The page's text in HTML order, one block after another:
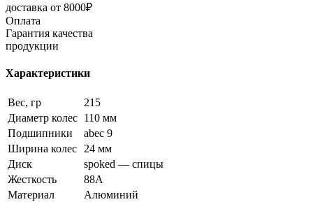
доставка от 8000₽
Оплата
Гарантия качества
продукции
Характеристики
Вес, гр
215
Диаметр колес 110 мм
Подшипники
abec 9
Ширина колес
24 мм
Диск
spoked — спицы
Жесткость
88A
Материал
Алюминий